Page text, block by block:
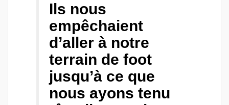
Ils nous
empêchaient
d’aller à notre
terrain de foot
jusqu’à ce que
nous ayons tenu